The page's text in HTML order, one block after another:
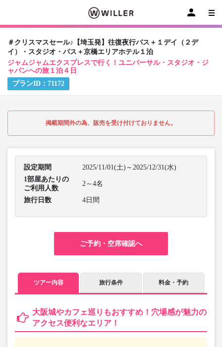
＃クリスマスセール♪【埼玉発】往復夜行バス＋１デイ（２デ
イ）・スタジオ・パス＋京橋エリアホテル１泊
ジャムジャムエクスプレスで行く！ユニバーサル・スタジオ・ジ
ャパンへの旅１泊４日
プランID： 71172
掲載期間外の為、販売を受け付けておりません。
設定期間
2025/11/01(土)～2025/12/31(水)
1部屋あたりの
ご利用人数
2～4名
旅行日数 4日間
ご予約・空席確認へ
ツアー内容 旅行条件 料金・予約
大阪城やカフェ巡りもおすすめ！穴場感が魅力の
アクセス便利なエリア！